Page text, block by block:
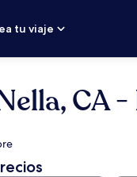
tu viaje
CA